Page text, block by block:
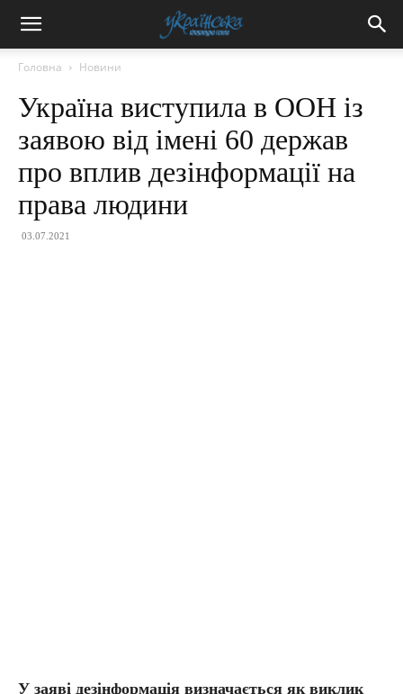
Головна Новини
Україна виступила в ООН із
заявою від імені 60 держав
про вплив дезінформації на
права людини
03.07.2021
У заяві дезінформація визначається як виклик